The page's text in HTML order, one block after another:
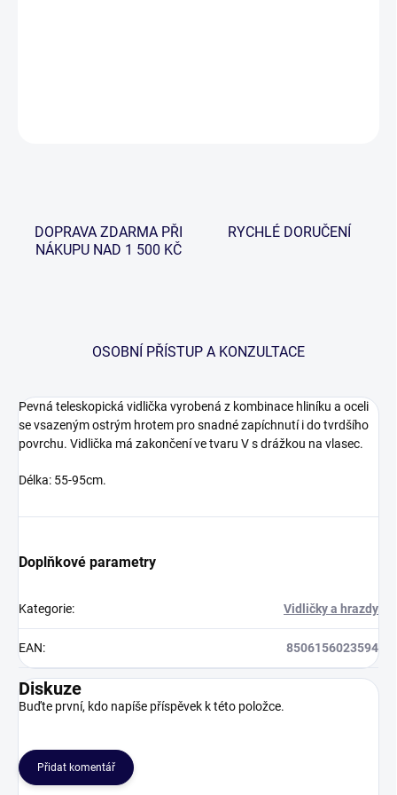
DOPRAVA ZDARMA PŘI
NÁKUPU NAD 1 500 KČ
RYCHLÉ DORUČENÍ
OSOBNÍ PŘÍSTUP A KONZULTACE
Pevná teleskopická vidlička vyrobená z kombinace hliníku a oceli
se vsazeným ostrým hrotem pro snadné zapíchnutí i do tvrdšího
povrchu. Vidlička má zakončení ve tvaru V s drážkou na vlasec.
Délka: 55-95cm.
Doplňkové parametry
Kategorie: Vidličky a hrazdy
EAN: 8506156023594
Diskuze
Buďte první, kdo napíše příspěvek k této položce.
Přidat komentář